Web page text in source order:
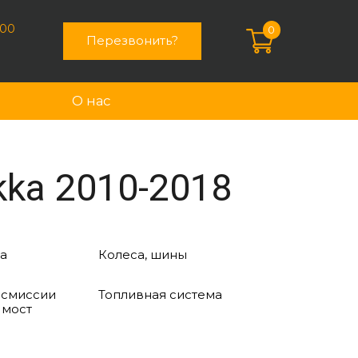
Перезвонить?
0
О нас
2010-2018
Колеса, шины
Топливная система